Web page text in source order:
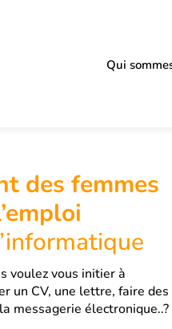
Qui
des femmes
voulez vous initier à
un CV, une lettre, faire
messagerie électronique..?